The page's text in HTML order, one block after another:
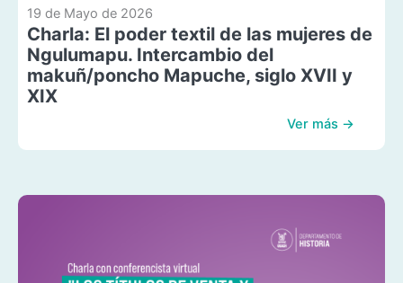
19 de Mayo de 2026
Charla: El poder textil de las mujeres de
Ngulumapu. Intercambio del
makuñ/poncho Mapuche, siglo XVII y
XIX
Ver más →